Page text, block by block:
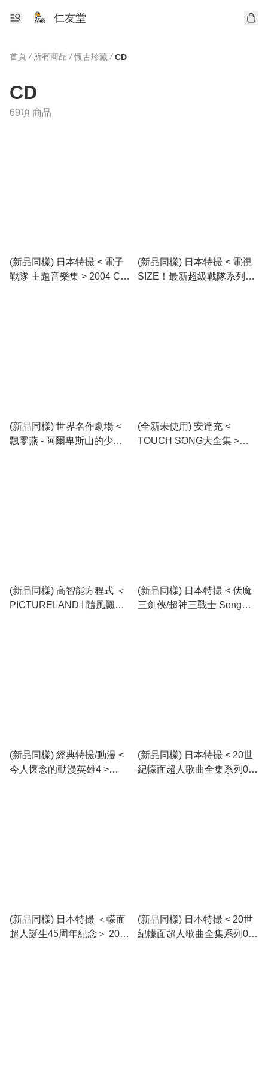
仁友堂
首頁 / 所有商品 / 懷古珍藏 / CD
CD
69項 商品
(新品同樣) 日本特撮 < 電子
戰隊 主題音樂集 > 2004 CD
(新品同樣) 日本特撮 < 電視
SIZE！最新超級戰隊系列主
(新品同樣) 世界名作劇場 <
飄零燕 - 阿爾卑斯山的少女 >
(全新未使用) 安達充 <
TOUCH SONG大全集 >
(新品同樣) 高智能方程式 ＜
PICTURELAND I 隨風飄揚
(新品同樣) 日本特撮 < 伏魔
三劍俠/超神三戰士 Song
(新品同樣) 經典特撮/動漫 <
今人懷念的動漫英雄4 >
(新品同樣) 日本特撮 < 20世
紀幪面超人歌曲全集系列09 :
(新品同樣) 日本特撮 ＜幪面
超人誕生45周年紀念＞ 2017
(新品同樣) 日本特撮 < 20世
紀幪面超人歌曲全集系列09 :